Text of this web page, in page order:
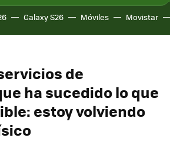
Galaxy S26 Móviles Movistar
de
ha sucedido lo que
estoy volviendo